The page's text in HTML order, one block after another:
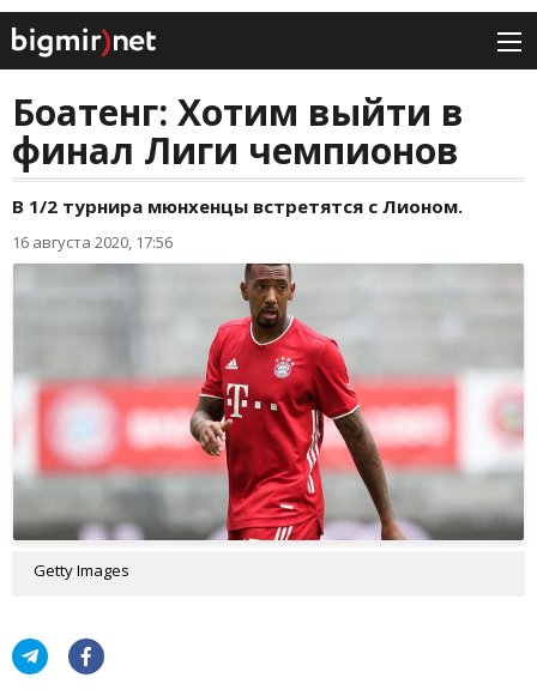
Боатенг: Хотим выйти в
финал Лиги чемпионов
В 1/2 турнира мюнхенцы встретятся с Лионом.
16 августа 2020, 17:56
Getty Images